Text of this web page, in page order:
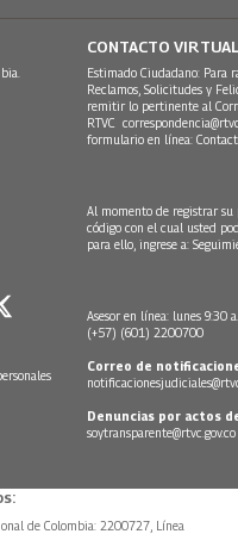
CONTACTO VIRTUAL
Estimado Ciudadano: Para
Reclamos, Solicitudes y
remitir lo pertinente al
RTVC
formulario en línea:
Al momento de registrar su
código con el cual usted
para ello, ingrese a:
Asesor en línea: lunes 9:30
(+57) (601) 2200700
Correo de
Denuncias por actos
soytransparente@rtvc.gov.co
de Colombia: 2200727, Línea